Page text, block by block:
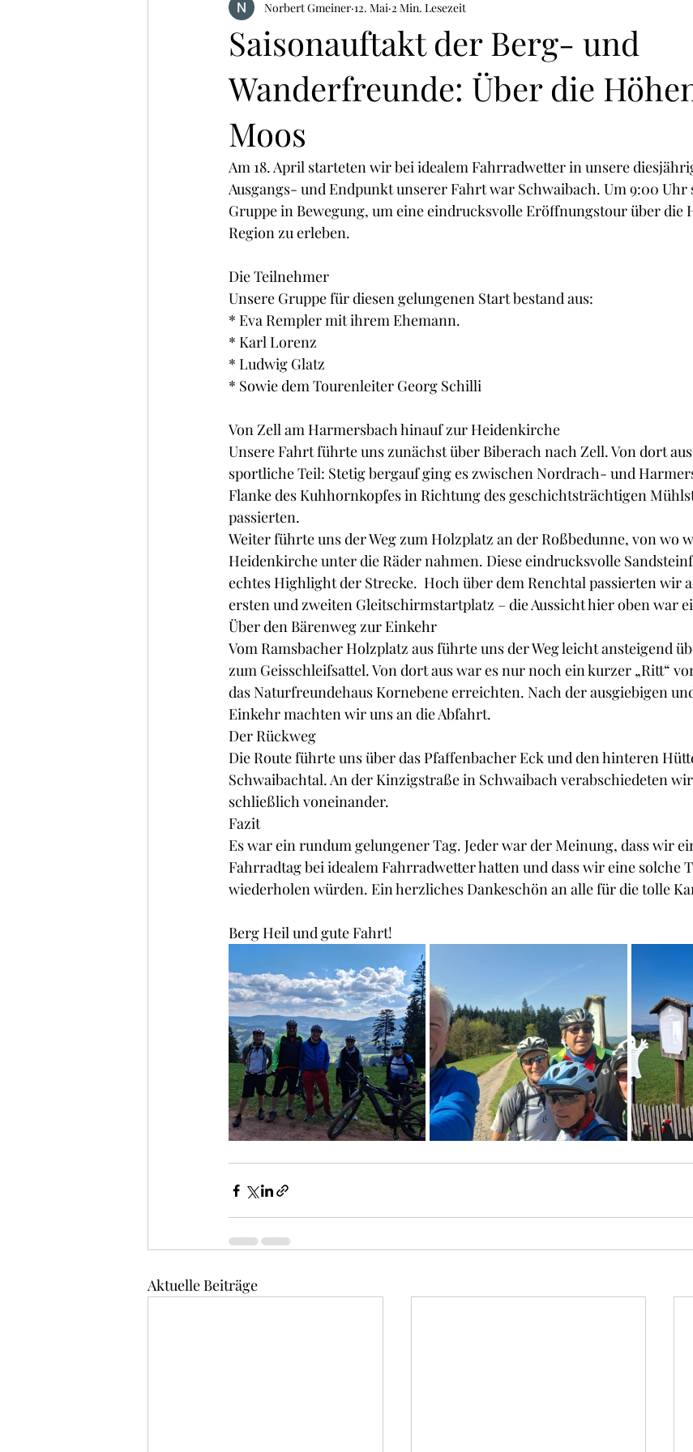
Saisonauftakt der Berg- und
Wanderfreunde: Über die
Moos
Norbert Gmeiner 12. Mai 2 Min. Lesezeit
Am 18. April starteten wir bei idealem Fahrradwetter in unsere
Ausgangs- und Endpunkt unserer Fahrt war Schwaibach. Um 9:00 Uhr
Gruppe in Bewegung, um eine eindrucksvolle Eröffnungstour über die
Region zu erleben.
Die Teilnehmer
Unsere Gruppe für diesen gelungenen Start bestand aus:
* Eva Rempler mit ihrem Ehemann.
* Karl Lorenz
* Ludwig Glatz
* Sowie dem Tourenleiter Georg Schilli
Von Zell am Harmersbach hinauf zur Heidenkirche
Unsere Fahrt führte uns zunächst über Biberach nach Zell. Von dort
sportliche Teil: Stetig bergauf ging es zwischen Nordrach- und
Flanke des Kuhhornkopfes in Richtung des geschichtsträchtigen
passierten.
Weiter führte uns der Weg zum Holzplatz an der Roßbedunne, von wo
Heidenkirche unter die Räder nahmen. Diese eindrucksvolle
echtes Highlight der Strecke.  Hoch über dem Renchtal passierten wir
ersten und zweiten Gleitschirmstartplatz – die Aussicht hier oben war
Über den Bärenweg zur Einkehr
Vom Ramsbacher Holzplatz aus führte uns der Weg leicht ansteigend
zum Geisschleifsattel. Von dort aus war es nur noch ein kurzer „Ritt“
das Naturfreundehaus Kornebene erreichten. Nach der ausgiebigen
Einkehr machten wir uns an die Abfahrt.
Der Rückweg
Die Route führte uns über das Pfaffenbacher Eck und den hinteren
Schwaibachtal. An der Kinzigstraße in Schwaibach verabschiedeten
schließlich voneinander.
Fazit
Es war ein rundum gelungener Tag. Jeder war der Meinung, dass wir
Fahrradtag bei idealem Fahrradwetter hatten und dass wir eine solche
wiederholen würden. Ein herzliches Dankeschön an alle für die tolle
Berg Heil und gute Fahrt!
Aktuelle Beiträge